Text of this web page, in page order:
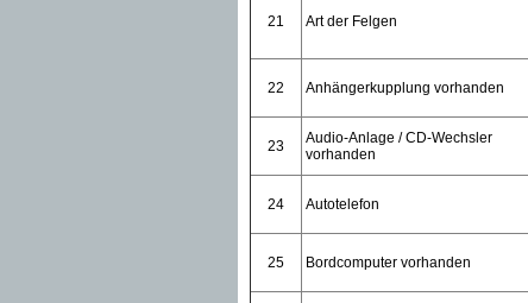
21 Art der Felgen
22 Anhängerkupplung vorhanden
23
Audio-Anlage / CD-Wechsler
vorhanden
24 Autotelefon
25 Bordcomputer vorhanden